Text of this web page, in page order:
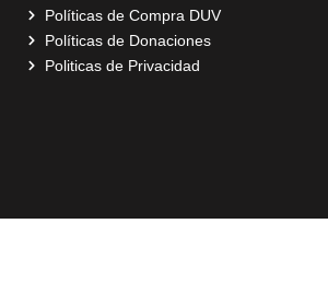
Políticas de Compra DUV
Políticas de Donaciones
Politicas de Privacidad